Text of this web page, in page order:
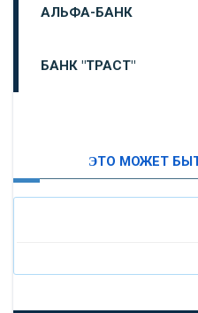
АЛЬФА-БАНК
БАНК "ТРАСТ"
«БАНК САНКТ-
ЭТО МОЖЕТ